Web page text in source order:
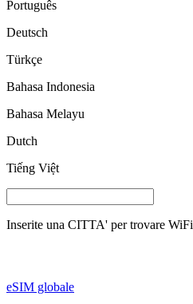
Português
Deutsch
Türkçe
Bahasa Indonesia
Bahasa Melayu
Dutch
Tiếng Việt
Inserite una CITTA' per trovare WiFi
eSIM globale